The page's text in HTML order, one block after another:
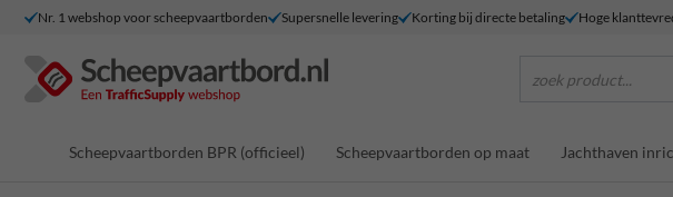
Nr. 1 webshop voor scheepvaartborden Supersnelle levering Korting bij directe betaling Hoge
zoek product...
Scheepvaartborden BPR (officieel) Scheepvaartborden op maat Jachthaven